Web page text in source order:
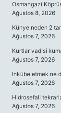
Osmangazi
Ağustos 8, 2026
Künye neden 2
Ağustos 7, 2026
Kurtlar vadisi
Ağustos 7, 2026
Inkübe etmek ne
Ağustos 7, 2026
Hidrosefali
Ağustos 7, 2026